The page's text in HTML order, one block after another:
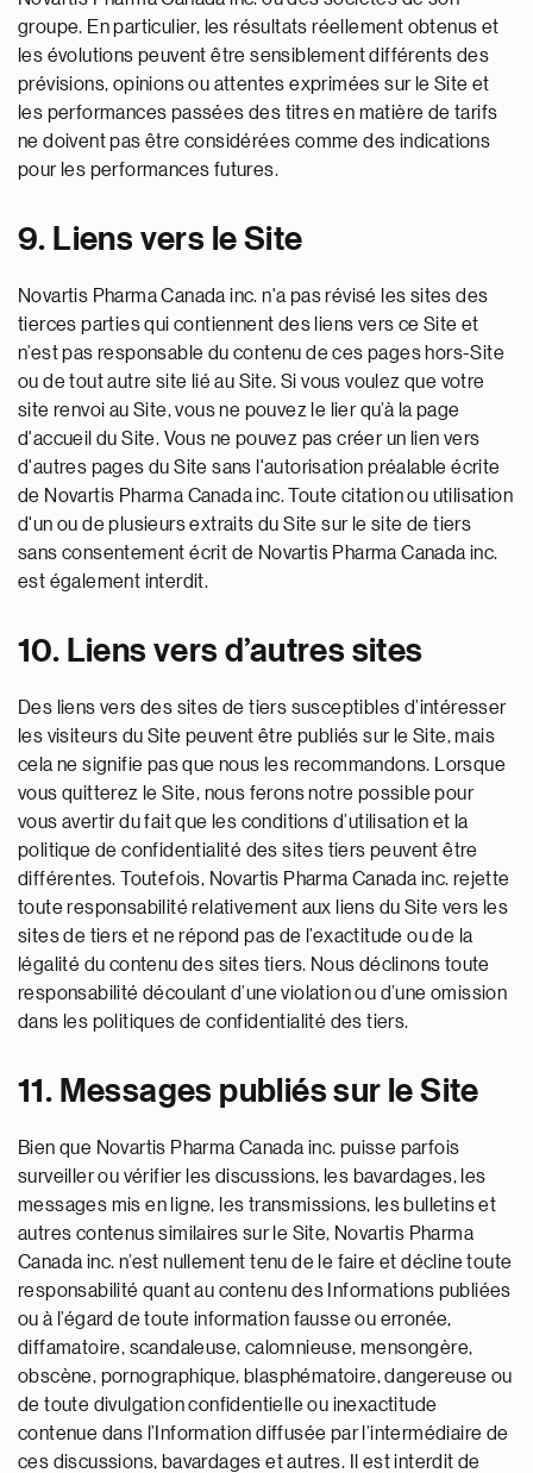
groupe. En particulier, les résultats réellement obtenus et
les évolutions peuvent être sensiblement différents des
prévisions, opinions ou attentes exprimées sur le Site et
les performances passées des titres en matière de tarifs
ne doivent pas être considérées comme des indications
pour les performances futures.
9. Liens vers le Site
Novartis Pharma Canada inc. n'a pas révisé les sites des
tierces parties qui contiennent des liens vers ce Site et
n’est pas responsable du contenu de ces pages hors-Site
ou de tout autre site lié au Site. Si vous voulez que votre
site renvoi au Site, vous ne pouvez le lier qu’à la page
d'accueil du Site. Vous ne pouvez pas créer un lien vers
d'autres pages du Site sans l'autorisation préalable écrite
de Novartis Pharma Canada inc. Toute citation ou utilisation
d'un ou de plusieurs extraits du Site sur le site de tiers
sans consentement écrit de Novartis Pharma Canada inc.
est également interdit.
10. Liens vers d’autres sites
Des liens vers des sites de tiers susceptibles d’intéresser
les visiteurs du Site peuvent être publiés sur le Site, mais
cela ne signifie pas que nous les recommandons. Lorsque
vous quitterez le Site, nous ferons notre possible pour
vous avertir du fait que les conditions d’utilisation et la
politique de confidentialité des sites tiers peuvent être
différentes. Toutefois, Novartis Pharma Canada inc. rejette
toute responsabilité relativement aux liens du Site vers les
sites de tiers et ne répond pas de l’exactitude ou de la
légalité du contenu des sites tiers. Nous déclinons toute
responsabilité découlant d’une violation ou d’une omission
dans les politiques de confidentialité des tiers.
11. Messages publiés sur le Site
Bien que Novartis Pharma Canada inc. puisse parfois
surveiller ou vérifier les discussions, les bavardages, les
messages mis en ligne, les transmissions, les bulletins et
autres contenus similaires sur le Site, Novartis Pharma
Canada inc. n’est nullement tenu de le faire et décline toute
responsabilité quant au contenu des Informations publiées
ou à l’égard de toute information fausse ou erronée,
diffamatoire, scandaleuse, calomnieuse, mensongère,
obscène, pornographique, blasphématoire, dangereuse ou
de toute divulgation confidentielle ou inexactitude
contenue dans l’Information diffusée par l’intermédiaire de
ces discussions, bavardages et autres. Il est interdit de